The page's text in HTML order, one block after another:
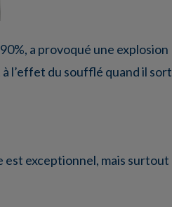
a provoqué une explosion
l’effet du soufflé quand il sort
est exceptionnel, mais surtout